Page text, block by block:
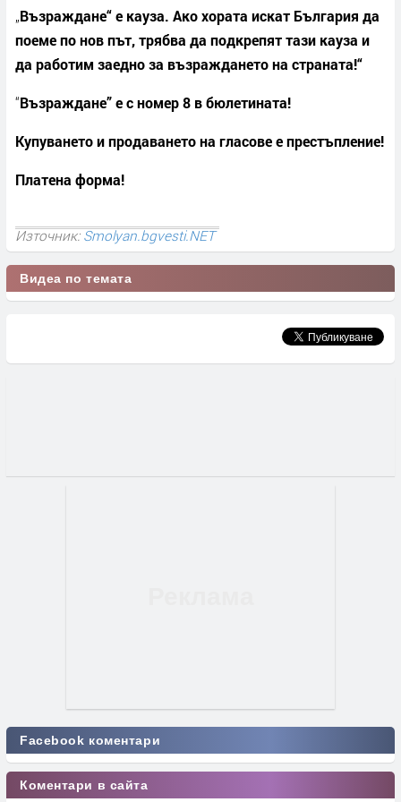
„Възраждане“ е кауза. Ако хората искат България да
поеме по нов път, трябва да подкрепят тази кауза и
да работим заедно за възраждането на страната!“
“Възраждане” е с номер 8 в бюлетината!
Купуването и продаването на гласове е престъпление!
Платена форма!
Източник:Smolyan.bgvesti.NET
Видеа по темата
Facebook коментари
Коментари в сайта